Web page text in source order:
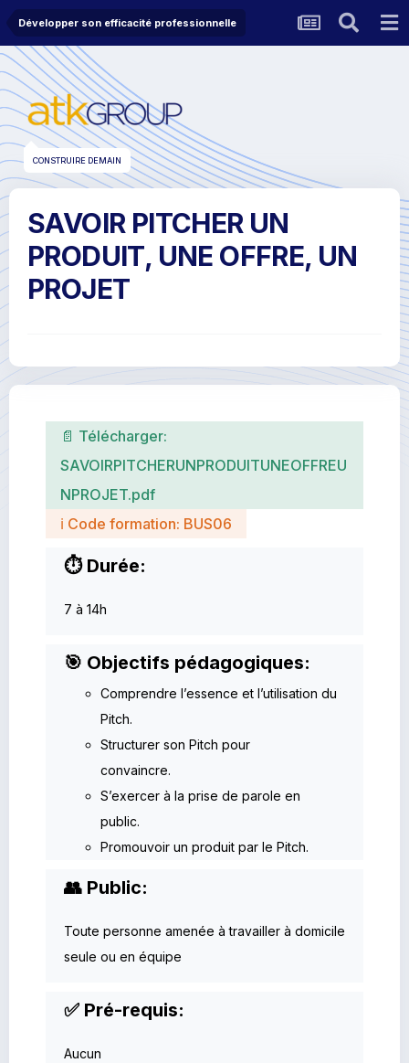
Développer son efficacité professionnelle
CONSTRUIRE DEMAIN
SAVOIR PITCHER UN
PRODUIT, UNE OFFRE, UN
PROJET
📄 Télécharger:
SAVOIRPITCHERUNPRODUITUNEOFFREU
NPROJET.pdf
ℹ Code formation: BUS06
⏱ Durée:
7 à 14h
🎯 Objectifs pédagogiques:
Comprendre l’essence et l’utilisation du
Pitch.
Structurer son Pitch pour
convaincre.
S’exercer à la prise de parole en
public.
Promouvoir un produit par le Pitch.
👥 Public:
Toute personne amenée à travailler à domicile
seule ou en équipe
✅ Pré-requis:
Aucun